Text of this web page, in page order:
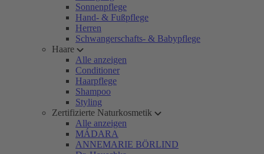
Sonnenpflege
Hand- & Fußpflege
Herren
Schwangerschafts- & Babypflege
Haare
Alle anzeigen
Conditioner
Haarpflege
Shampoo
Styling
Zertifizierte Naturkosmetik
Alle anzeigen
MÁDARA
ANNEMARIE BÖRLIND